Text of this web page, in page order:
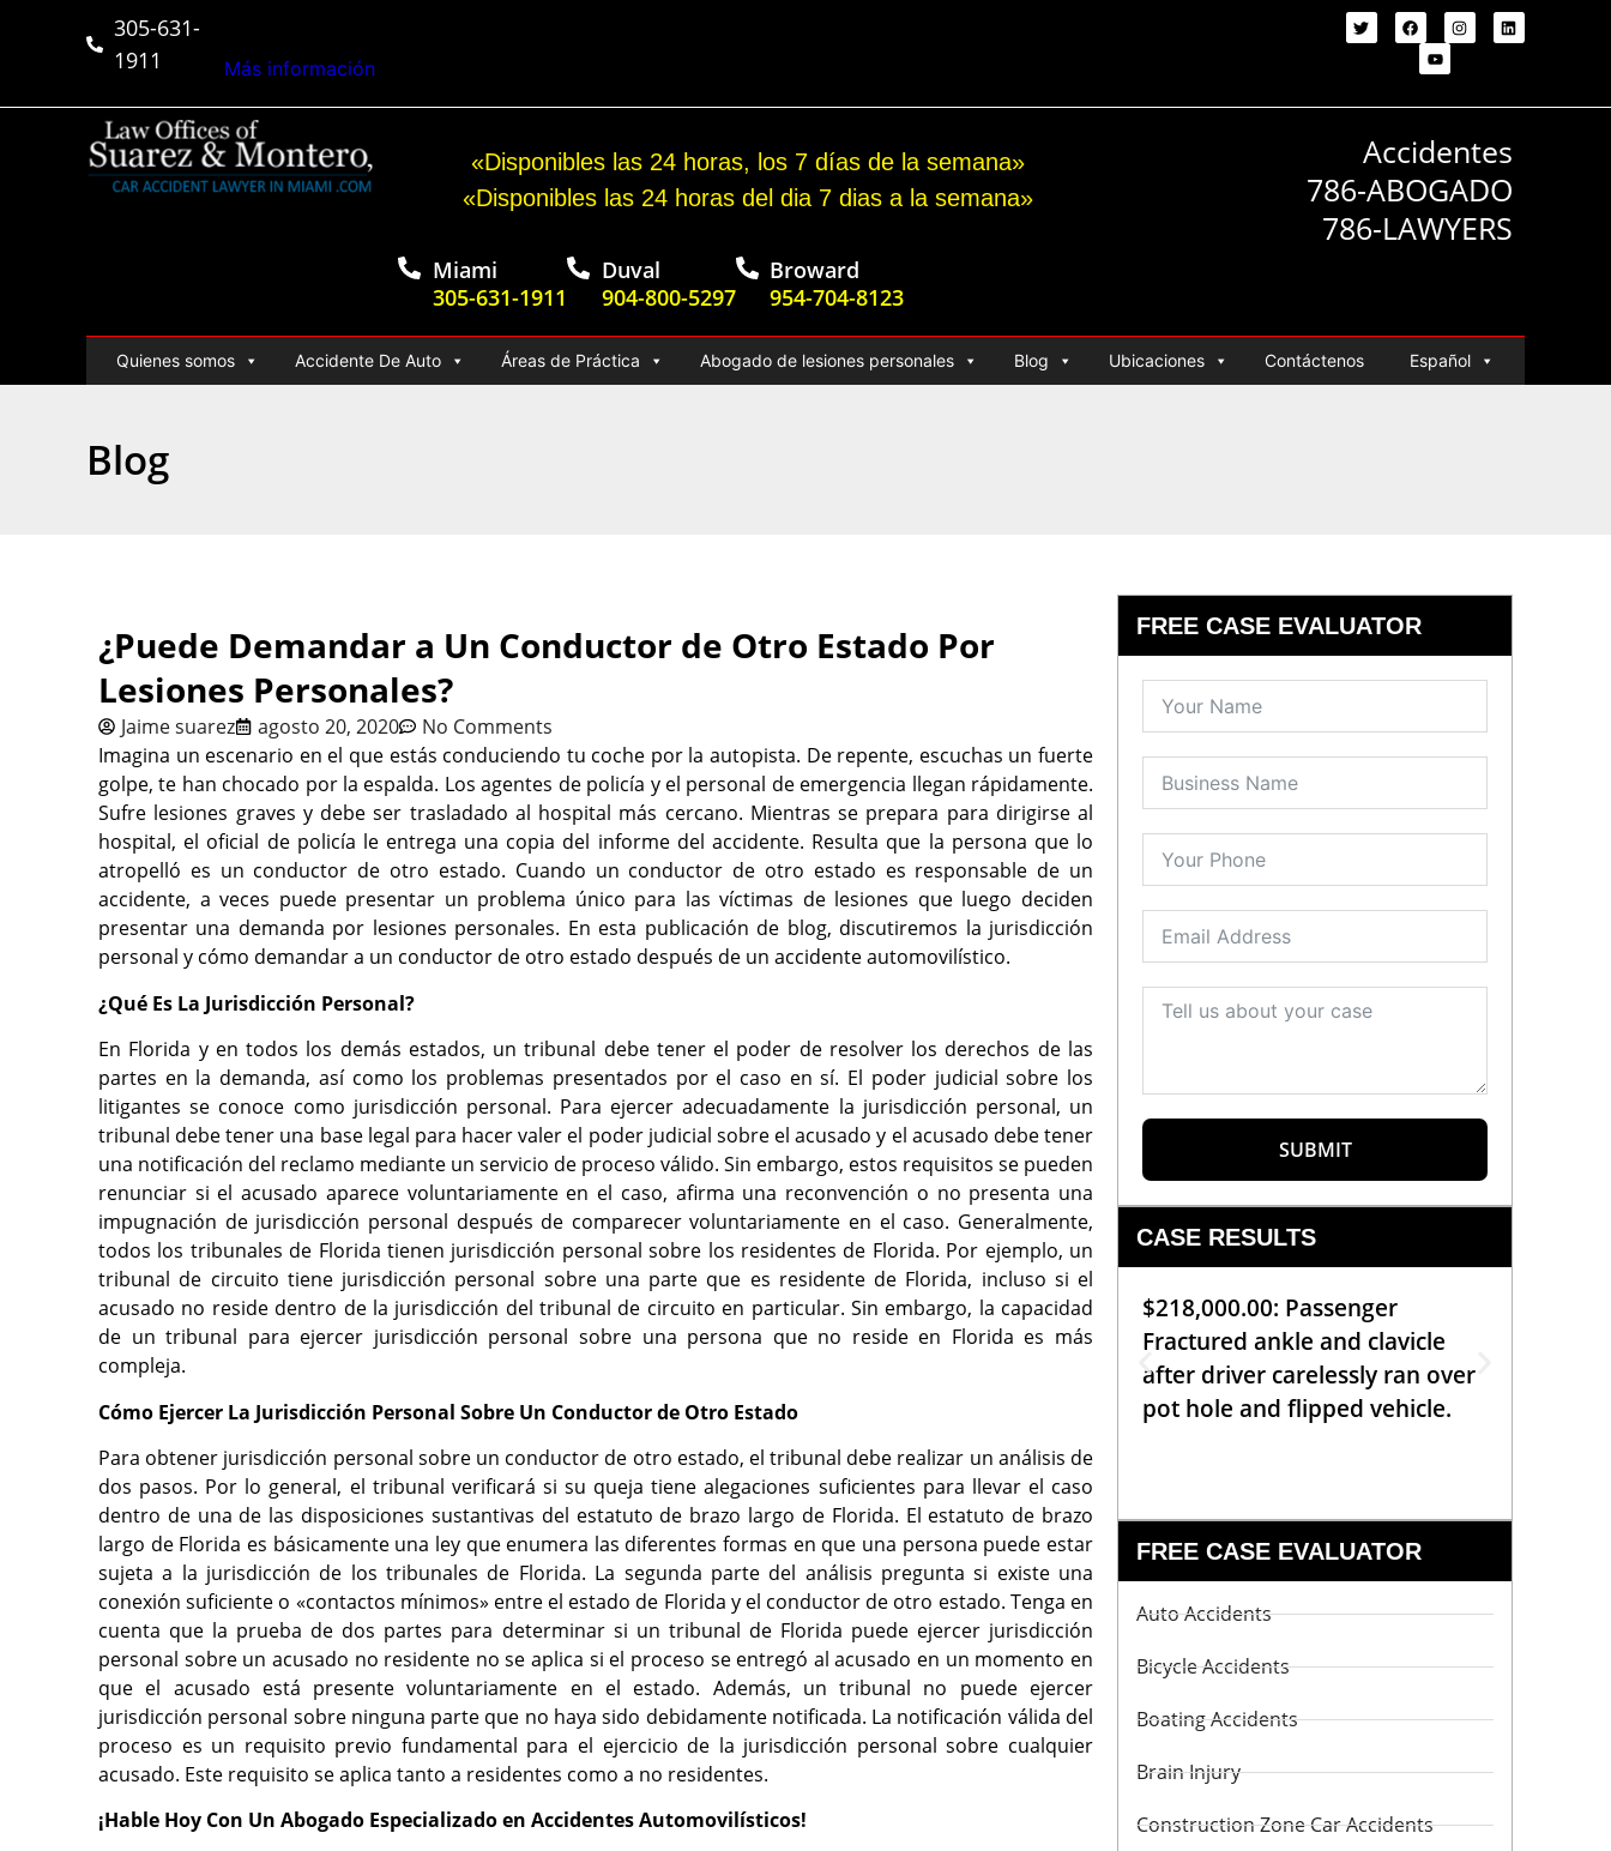
305-631-
1911
Más información
«Disponibles las 24 horas, los 7 días de la semana»
«Disponibles las 24 horas del dia 7 dias a la semana»
Miami
305-631-1911
Duval
904-800-5297
Broward
954-704-8123
Accidentes
786-ABOGADO
786-LAWYERS
Quienes somos Accidente De Auto Áreas de Práctica Abogado de lesiones personales Blog Ubicaciones Contáctenos Español
Blog
¿Puede Demandar a Un Conductor de Otro Estado Por
Lesiones Personales?
Jaime suarez agosto 20, 2020
No Comments
Imagina un escenario en el que estás conduciendo tu coche por la autopista. De repente, escuchas un fuerte
golpe, te han chocado por la espalda. Los agentes de policía y el personal de emergencia llegan rápidamente.
Sufre lesiones graves y debe ser trasladado al hospital más cercano. Mientras se prepara para dirigirse al
hospital, el oficial de policía le entrega una copia del informe del accidente. Resulta que la persona que lo
atropelló es un conductor de otro estado. Cuando un conductor de otro estado es responsable de un
accidente, a veces puede presentar un problema único para las víctimas de lesiones que luego deciden
presentar una demanda por lesiones personales. En esta publicación de blog, discutiremos la jurisdicción
personal y cómo demandar a un conductor de otro estado después de un accidente automovilístico.
¿Qué Es La Jurisdicción Personal?
En Florida y en todos los demás estados, un tribunal debe tener el poder de resolver los derechos de las
partes en la demanda, así como los problemas presentados por el caso en sí. El poder judicial sobre los
litigantes se conoce como jurisdicción personal. Para ejercer adecuadamente la jurisdicción personal, un
tribunal debe tener una base legal para hacer valer el poder judicial sobre el acusado y el acusado debe tener
una notificación del reclamo mediante un servicio de proceso válido. Sin embargo, estos requisitos se pueden
renunciar si el acusado aparece voluntariamente en el caso, afirma una reconvención o no presenta una
impugnación de jurisdicción personal después de comparecer voluntariamente en el caso. Generalmente,
todos los tribunales de Florida tienen jurisdicción personal sobre los residentes de Florida. Por ejemplo, un
tribunal de circuito tiene jurisdicción personal sobre una parte que es residente de Florida, incluso si el
acusado no reside dentro de la jurisdicción del tribunal de circuito en particular. Sin embargo, la capacidad
de un tribunal para ejercer jurisdicción personal sobre una persona que no reside en Florida es más
compleja.
Cómo Ejercer La Jurisdicción Personal Sobre Un Conductor de Otro Estado
Para obtener jurisdicción personal sobre un conductor de otro estado, el tribunal debe realizar un análisis de
dos pasos. Por lo general, el tribunal verificará si su queja tiene alegaciones suficientes para llevar el caso
dentro de una de las disposiciones sustantivas del estatuto de brazo largo de Florida. El estatuto de brazo
largo de Florida es básicamente una ley que enumera las diferentes formas en que una persona puede estar
sujeta a la jurisdicción de los tribunales de Florida. La segunda parte del análisis pregunta si existe una
conexión suficiente o «contactos mínimos» entre el estado de Florida y el conductor de otro estado. Tenga en
cuenta que la prueba de dos partes para determinar si un tribunal de Florida puede ejercer jurisdicción
personal sobre un acusado no residente no se aplica si el proceso se entregó al acusado en un momento en
que el acusado está presente voluntariamente en el estado. Además, un tribunal no puede ejercer
jurisdicción personal sobre ninguna parte que no haya sido debidamente notificada. La notificación válida del
proceso es un requisito previo fundamental para el ejercicio de la jurisdicción personal sobre cualquier
acusado. Este requisito se aplica tanto a residentes como a no residentes.
¡Hable Hoy Con Un Abogado Especializado en Accidentes Automovilísticos!
FREE CASE EVALUATOR
SUBMIT
CASE RESULTS
$218,000.00: Passenger
Fractured ankle and clavicle
after driver carelessly ran over
pot hole and flipped vehicle.
FREE CASE EVALUATOR
Auto Accidents
Bicycle Accidents
Boating Accidents
Brain Injury
Construction Zone Car Accidents